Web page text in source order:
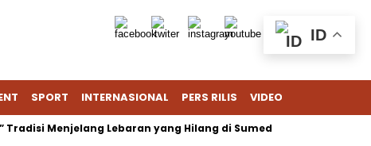
SPORT INTERNASIONAL PERS RILIS VIDEO
Tradisi Menjelang Lebaran yang Hilang di Sumedang
ID